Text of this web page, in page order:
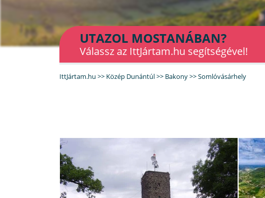
UTAZOL MOSTANÁBAN?
Válassz az IttJártam.hu segítségével!
IttJártam.hu >> Közép Dunántúl>> Bakony>>Somlóvásárhely